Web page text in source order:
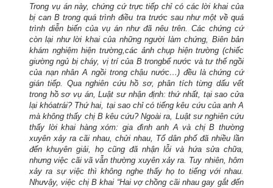
Trong vụ án này, chứng cứ trực tiếp chỉ có các lời khai của
bị canB trong quá trình điều tra trước sau như một về quá
trình diễn biến của vụ án như đã nêu trên. Các chứng cứ
còn lại như lời khai của những người làm chứng, Biên bản
khám nghiệm hiện trường,các ảnh chụp hiện trường (chiếc
giường ngủ bị cháy, vị trí của B trongbể nước và tư thế ngồi
của nạn nhân A ngồi trong chậu nước…) đều là chứng cứ
gián tiếp. Qua nghiên cứu hồ sơ, phân tích từng dấu vết
trong hồ sơ vụ án, Luật sư nhận định: thứ nhất, tại sao cửa
lại khóatrái? Thứ hai, tại sao chỉ có tiếng kêu cứu của anh A
mà không thấy chị B kêu cứu? Ngoài ra, Luật sư nghiên cứu
thấy lời khai hàng xóm: gia đình anh A và chị B thường
xuyên xảy ra cãi nhau, chửi nhau, Tổ dân phố đã nhiều lần
đến khuyên giải, họ cũng đã nhận lỗi và hứa sửa chữa,
nhưng việc cãi vã vẫn thường xuyên xảy ra. Tuy nhiên, hôm
xảy ra sự việc thì không nghe thấy họ to tiếng với nhau.
Nhưvậy, việc chị B khai “Hai vợ chồng cãi nhau gay gắt đến